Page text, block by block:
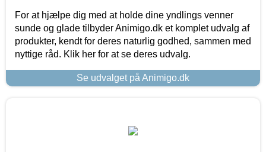
For at hjælpe dig med at holde dine yndlings venner
sunde og glade tilbyder Animigo.dk et komplet udvalg af
produkter, kendt for deres naturlig godhed, sammen med
nyttige råd. Klik her for at se deres udvalg.
Se udvalget på Animigo.dk